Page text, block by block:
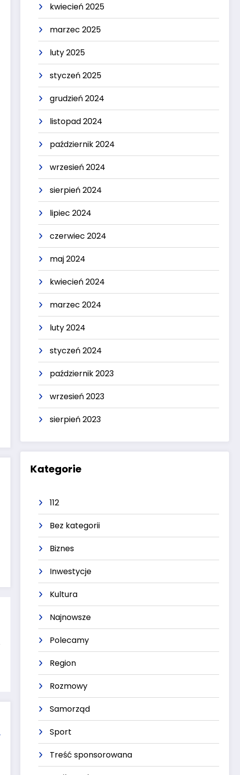
kwiecień 2025
marzec 2025
luty 2025
styczeń 2025
grudzień 2024
listopad 2024
październik 2024
wrzesień 2024
sierpień 2024
lipiec 2024
czerwiec 2024
maj 2024
kwiecień 2024
marzec 2024
luty 2024
styczeń 2024
październik 2023
wrzesień 2023
sierpień 2023
Kategorie
112
Bez kategorii
Biznes
Inwestycje
Kultura
Najnowsze
Polecamy
Region
Rozmowy
Samorząd
Sport
Treść sponsorowana